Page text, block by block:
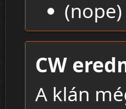
(nope)
CW
A klán